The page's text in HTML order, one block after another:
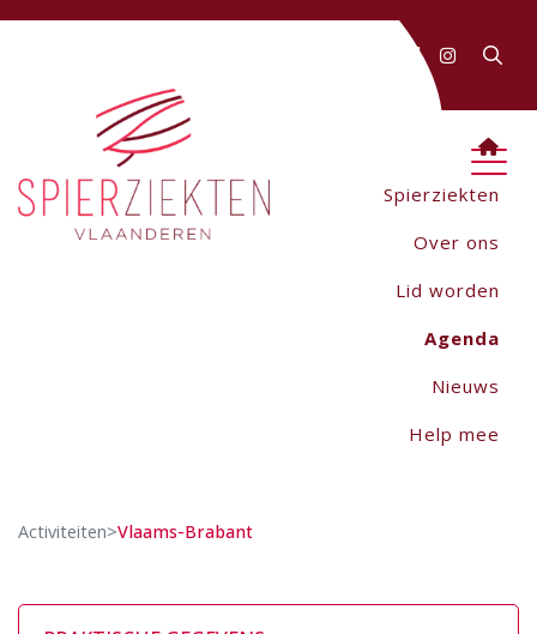
FAQ
Spierziekten
Over ons
Lid worden
Agenda
Nieuws
Help mee
Activiteiten>Vlaams-Brabant